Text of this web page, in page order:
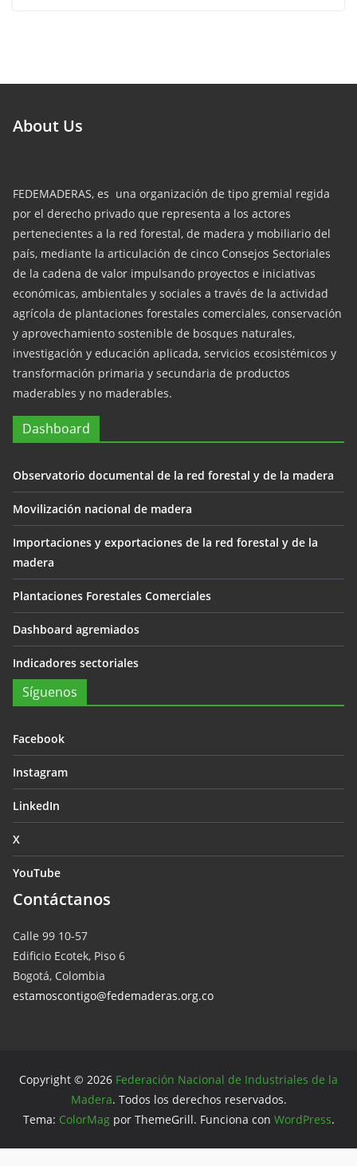
About Us
FEDEMADERAS, es una organización de tipo gremial regida
por el derecho privado que representa a los actores
pertenecientes a la red forestal, de madera y mobiliario del
país, mediante la articulación de cinco Consejos Sectoriales
de la cadena de valor impulsando proyectos e iniciativas
económicas, ambientales y sociales a través de la actividad
agrícola de plantaciones forestales comerciales, conservación
y aprovechamiento sostenible de bosques naturales,
investigación y educación aplicada, servicios ecosistémicos y
transformación primaria y secundaria de productos
maderables y no maderables.
Dashboard
Observatorio documental de la red forestal y de la madera
Movilización nacional de madera
Importaciones y exportaciones de la red forestal y de la
madera
Plantaciones Forestales Comerciales
Dashboard agremiados
Indicadores sectoriales
Síguenos
Facebook
Instagram
LinkedIn
X
YouTube
Contáctanos
Calle 99 10-57
Edificio Ecotek, Piso 6
Bogotá, Colombia
estamoscontigo@fedemaderas.org.co
Copyright © 2026 Federación Nacional de Industriales de la
Madera. Todos los derechos reservados.
Tema: ColorMagpor ThemeGrill. Funciona con WordPress.